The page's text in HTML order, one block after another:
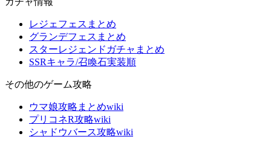
レジェフェスまとめ
グランデフェスまとめ
スターレジェンドガチャまとめ
SSRキャラ/召喚石実装順
その他のゲーム攻略
ウマ娘攻略まとめwiki
プリコネR攻略wiki
シャドウバース攻略wiki